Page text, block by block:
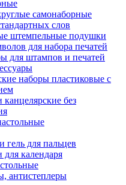
самонаборные
слов
штемпельные подушки
для набора печатей
для штампов и печатей
наборы пластиковые с
канцелярские без
для пальцев
для календаря
антистеплеры